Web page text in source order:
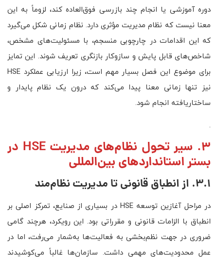
دوره آموزشی یا انجام چند بازرسی فوق‌العاده کند، لزوماً به این
معنا نیست که نظام مدیریت مؤثری دارد. نظام زمانی شکل می‌گیرد
که این اقدامات در چارچوبی منسجم، با مسئولیت‌های مشخص،
شاخص‌های قابل پایش و سازوکار بازنگری تعریف شوند. این تمایز
برای موضوع این فصل بسیار مهم است، زیرا ارزیابی عملکرد HSE
نیز تنها زمانی معنا پیدا می‌کند که درون یک نظام پایدار و
ساختاریافته انجام شود.
.
3. سیر تحول نظام‌های مدیریت HSE در
بستر استانداردهای بین‌المللی
3.1. از انطباق قانونی تا مدیریت نظام‌مند
در مراحل آغازین توسعه HSE در بسیاری از صنایع، تمرکز اصلی بر
انطباق با الزامات قانونی و مقرراتی بود. این رویکرد، هرچند گامی
ضروری در جهت نظم‌بخشی به فعالیت‌ها به‌شمار می‌رفت، اما در
عمل محدودیت‌های مهمی داشت. سازمان‌ها غالباً می‌کوشیدند